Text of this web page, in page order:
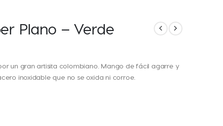
Plano – Verde
un gran artisita colombiano. Mango de fácil agarre y
inoxidable que no se oxida ni corroe.